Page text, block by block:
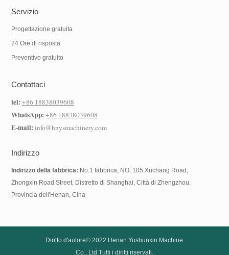
Servizio
Progettazione gratuita
24 Ore di risposta
Preventivo gratuito
Contattaci
tel:+86 18838039608
WhatsApp:+86 18838039608
E-mail:info@hnysmachinery.com
Indirizzo
Indirizzo della fabbrica: No.1 fabbrica, NO. 105 Xuchang Road,
Zhongxin Road Street, Distretto di Shanghai, Città di Zhengzhou,
Provincia dell'Henan, Cina
Diritto d'autore© 2022 Henan Yushunxin Machine
Co., Ltd Tutti i diritti riservati.